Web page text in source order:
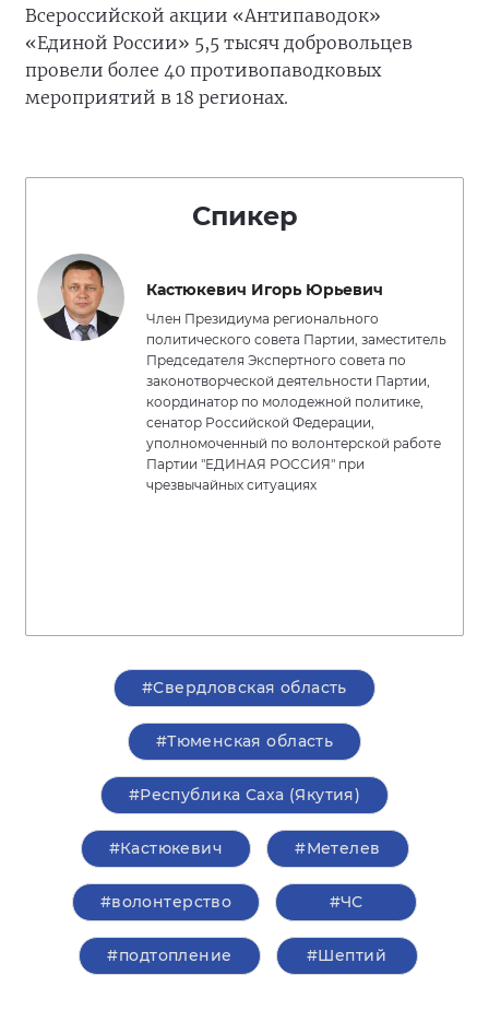
Всероссийской акции «Антипаводок»
«Единой России» 5,5 тысяч добровольцев
провели более 40 противопаводковых
мероприятий в 18 регионах.
Спикер
Кастюкевич Игорь Юрьевич
Член Президиума регионального
политического совета Партии, заместитель
Председателя Экспертного совета по
законотворческой деятельности Партии,
координатор по молодежной политике,
сенатор Российской Федерации,
уполномоченный по волонтерской работе
Партии "ЕДИНАЯ РОССИЯ" при
чрезвычайных ситуациях
#Свердловская область
#Тюменская область
#Республика Саха (Якутия)
#Кастюкевич #Метелев
#волонтерство #ЧС
#подтопление #Шептий